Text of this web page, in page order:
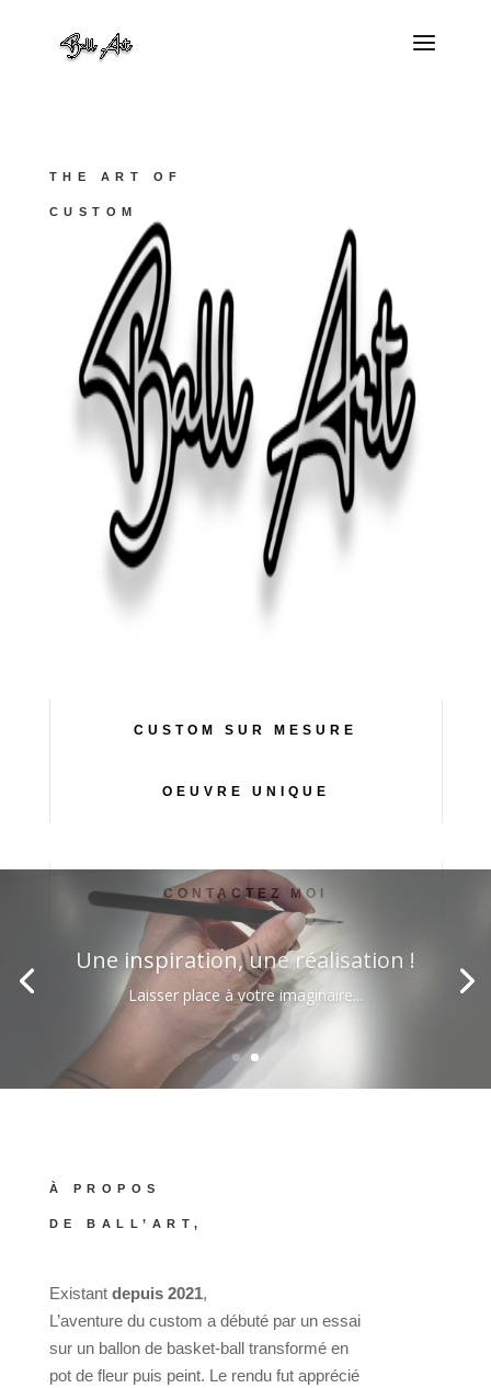
THE ART OF
CUSTOM
CUSTOM SUR MESURE
OEUVRE UNIQUE
CONTACTEZ MOI
Une inspiration, une réalisation !
Laisser place à votre imaginaire...
À PROPOS
DE BALL’ART,
Existant depuis 2021,
L’aventure du custom a débuté par un essai
sur un ballon de basket-ball transformé en
pot de fleur puis peint. Le rendu fut apprécié